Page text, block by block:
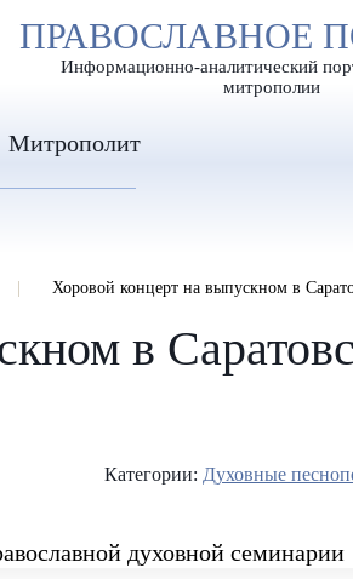
ШРИФТА А А А
ПРАВОСЛАВНОЕ
Информационно-аналитический
митрополии
Митрополит
Хоровой концерт на выпускном в
в
Категории: Духовные